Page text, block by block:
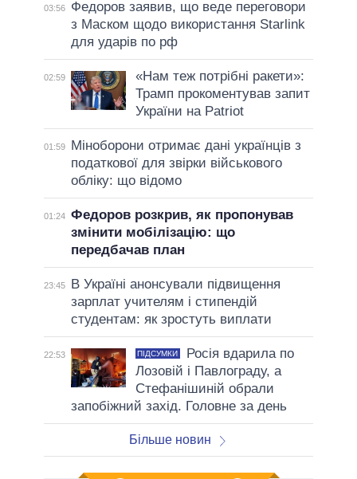
03:56
Федоров заявив, що веде переговори
з Маском щодо використання Starlink
для ударів по рф
02:59
«Нам теж потрібні ракети»:
Трамп прокоментував запит
України на Patriot
01:59
Міноборони отримає дані українців з
податкової для звірки військового
обліку: що відомо
01:24 Федоров розкрив, як пропонував
змінити мобілізацію: що
передбачав план
23:45
В Україні анонсували підвищення
зарплат учителям і стипендій
студентам: як зростуть виплати
22:53 ПІДСУМКИ
Росія вдарила по
Лозовій і Павлограду, а
Стефанішиній обрали
запобіжний захід. Головне за день
Більше новин